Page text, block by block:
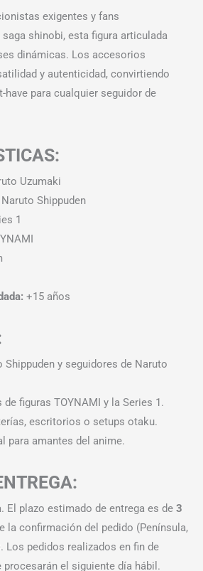
exigentes y fans
shinobi, esta figura articulada
dinámicas. Los accesorios
y autenticidad, convirtiendo
have para cualquier seguidor de
Uzumaki
Naruto Shippuden
1
+15 años
Shippuden y seguidores de Naruto
figuras TOYNAMI y la Series 1.
escritorios o setups otaku.
para amantes del anime.
El plazo estimado de entrega es de 3
la confirmación del pedido (Península,
Los pedidos realizados en fin de
el siguiente día hábil.